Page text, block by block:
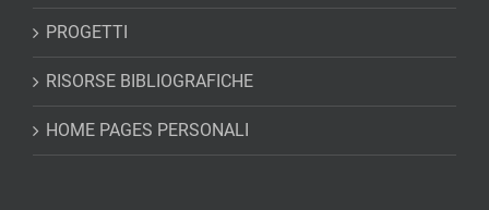
PROGETTI
RISORSE BIBLIOGRAFICHE
HOME PAGES PERSONALI